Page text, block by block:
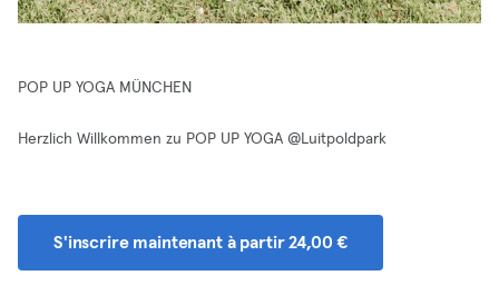
POP UP YOGA MÜNCHEN
Herzlich Willkommen zu POP UP YOGA @Luitpoldpark
S'inscrire maintenant à partir 24,00 €